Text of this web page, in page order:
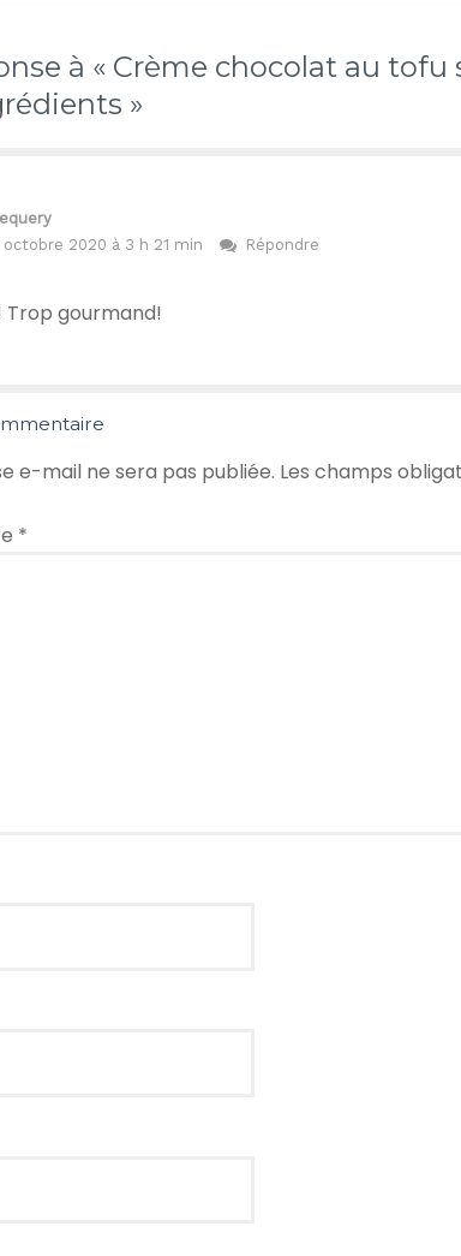
à « Crème chocolat au
»
octobre 2020 à 3 h 21 min
Répondre
Trop gourmand!
e-mail ne sera pas publiée. Les champs
*